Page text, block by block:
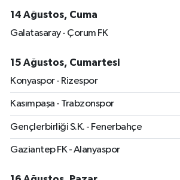
14 Ağustos, Cuma
Galatasaray - Çorum FK
15 Ağustos, Cumartesi
Konyaspor - Rizespor
Kasımpaşa - Trabzonspor
Gençlerbirliği S.K. - Fenerbahçe
Gaziantep FK - Alanyaspor